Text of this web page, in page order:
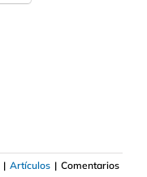
| Artículos | Comentarios